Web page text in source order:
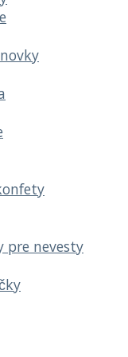
pre nevesty